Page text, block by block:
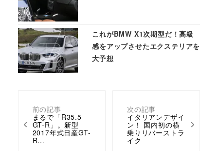
前の記事
まるで「R35.5
GT-R」。新型
2017年式日産GT-
R…
次の記事
イタリアンデザイ
ン！ 国内初の横
乗りリバーストラ
イク
これがBMW X1次期型だ！高級
感をアップさせたエクステリアを
大予想